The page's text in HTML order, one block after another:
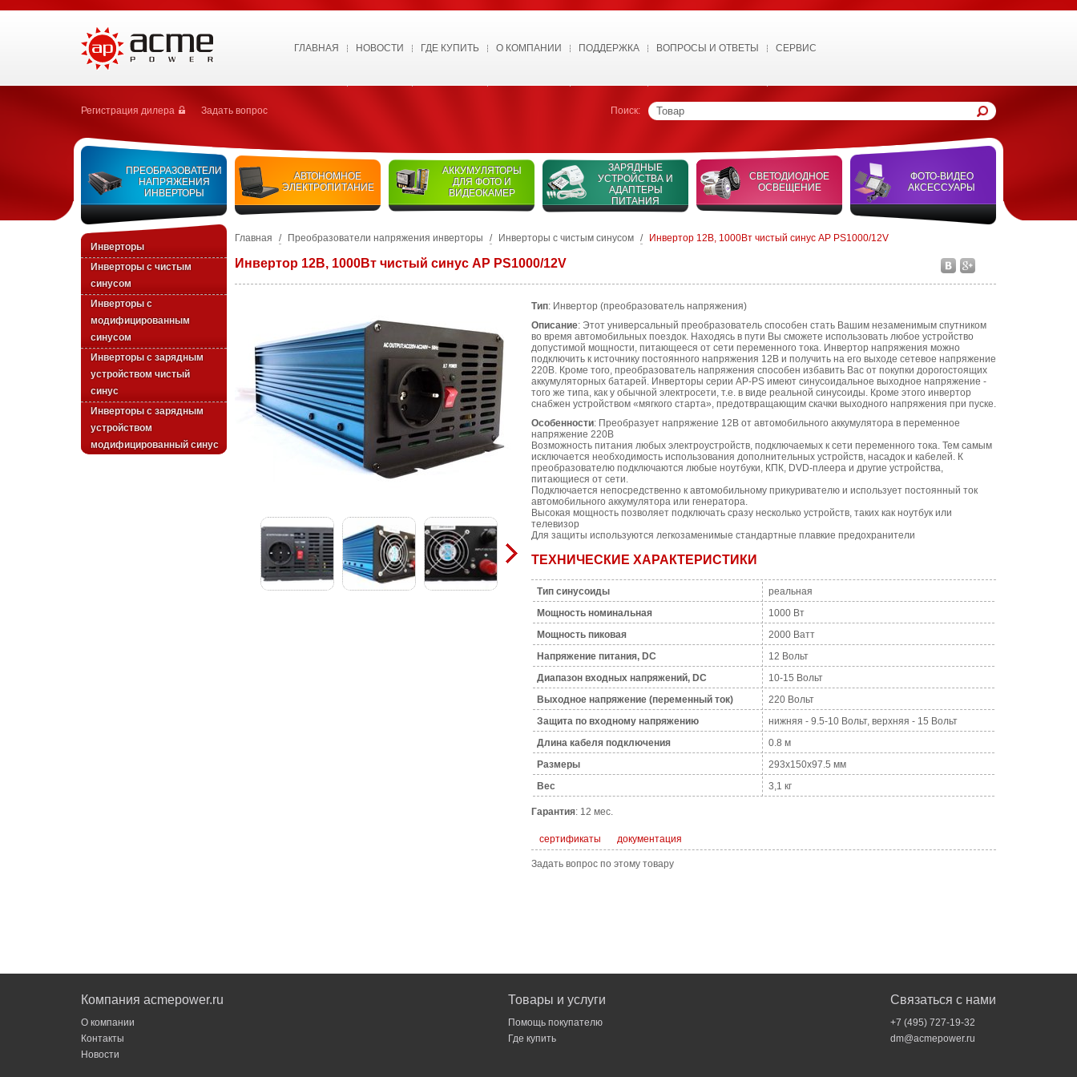
ГЛАВНАЯ НОВОСТИ ГДЕ КУПИТЬ О КОМПАНИИ ПОДДЕРЖКА ВОПРОСЫ И ОТВЕТЫ СЕРВИС
Регистрация дилера Задать вопрос Поиск:
ПРЕОБРАЗОВАТЕЛИ
НАПРЯЖЕНИЯ
ИНВЕРТОРЫ
АВТОНОМНОЕ
ЭЛЕКТРОПИТАНИЕ
АККУМУЛЯТОРЫ
ДЛЯ ФОТО И
ВИДЕОКАМЕР
ЗАРЯДНЫЕ
УСТРОЙСТВА И
АДАПТЕРЫ
ПИТАНИЯ
СВЕТОДИОДНОЕ
ОСВЕЩЕНИЕ
ФОТО-ВИДЕО
АКСЕССУАРЫ
Инверторы
Инверторы с чистым
синусом
Инверторы с
модифицированным
синусом
Инверторы с зарядным
устройством чистый
синус
Инверторы с зарядным
устройством
модифицированный синус
Главная / Преобразователи напряжения инверторы / Инверторы с чистым синусом / Инвертор 12В, 1000Вт чистый синус AP PS1000/12V
Инвертор 12В, 1000Вт чистый синус AP PS1000/12V
Тип: Инвертор (преобразователь напряжения)
Описание: Этот универсальный преобразователь способен стать Вашим незаменимым спутником
во время автомобильных поездок. Находясь в пути Вы сможете использовать любое устройство
допустимой мощности, питающееся от сети переменного тока. Инвертор напряжения можно
подключить к источнику постоянного напряжения 12В и получить на его выходе сетевое напряжение
220В. Кроме того, преобразователь напряжения способен избавить Вас от покупки дорогостоящих
аккумуляторных батарей. Инверторы серии AP-PS имеют синусоидальное выходное напряжение -
того же типа, как у обычной электросети, т.е. в виде реальной синусоиды. Кроме этого инвертор
снабжен устройством «мягкого старта», предотвращающим скачки выходного напряжения при пуске.
Особенности: Преобразует напряжение 12В от автомобильного аккумулятора в переменное
напряжение 220В
Возможность питания любых электроустройств, подключаемых к сети переменного тока. Тем самым
исключается необходимость использования дополнительных устройств, насадок и кабелей. К
преобразователю подключаются любые ноутбуки, КПК, DVD-плеера и другие устройства,
питающиеся от сети.
Подключается непосредственно к автомобильному прикуривателю и использует постоянный ток
автомобильного аккумулятора или генератора.
Высокая мощность позволяет подключать сразу несколько устройств, таких как ноутбук или
телевизор
Для защиты используются легкозаменимые стандартные плавкие предохранители
ТЕХНИЧЕСКИЕ ХАРАКТЕРИСТИКИ
Тип синусоиды
реальная
Мощность номинальная
1000 Вт
Moщность пиковая
2000 Ватт
Напряжение питания, DC
12 Вольт
Диапазон входных напряжений, DC
10-15 Вольт
Выходное напряжение (переменный ток)
220 Вольт
Защита по входному напряжению
нижняя - 9.5-10 Вольт, верхняя - 15 Вольт
Длина кабеля подключения
0.8 м
Размеры
293х150х97.5 мм
Bec
3,1 кг
Гарантия: 12 мес.
сертификаты документация
Задать вопрос по этому товару
Компания acmepower.ru
О компании
Контакты
Новости
Товары и услуги
Помощь покупателю
Где купить
Связаться с нами
+7 (495) 727-19-32
dm@acmepower.ru